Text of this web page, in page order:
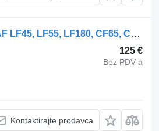
WABCO LF55 (01.01-) 4757200030 glavni kocioni ventil za DAF LF45, LF55, LF180, CF65, CF75, CF85 (2001-) tegljača
125 €
Bez PDV-a
Kontaktirajte prodavca